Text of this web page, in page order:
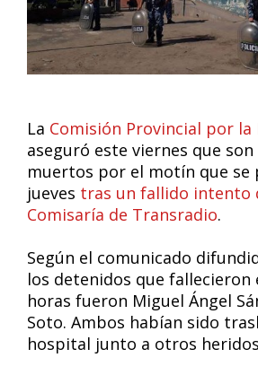
La Comisión Provincial por la
aseguró este viernes que son
muertos por el motín que se
jueves tras un fallido intento
Comisaría de Transradio.
Según el comunicado
los detenidos que fallecieron
horas fueron Miguel Ángel
Soto. Ambos habían sido
hospital junto a otros